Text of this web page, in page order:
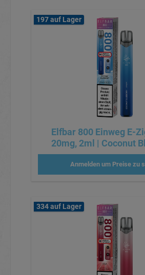
197 auf Lager
Elfbar 800 Einweg E-
20mg, 2ml | Coconut
Anmelden um Preise zu
334 auf Lager